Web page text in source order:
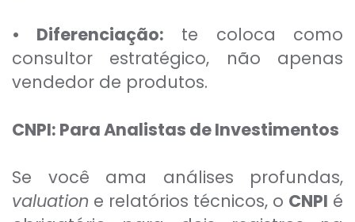
• Diferenciação: te coloca como
consultor estratégico, não apenas
vendedor de produtos.
CNPI: Para Analistas de Investimentos
Se você ama análises profundas,
valuation e relatórios técnicos, o CNPI é